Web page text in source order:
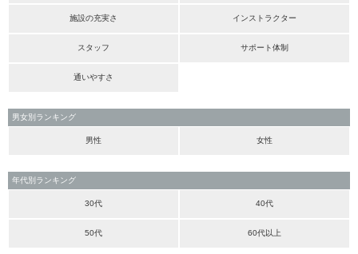
施設の充実さ インストラクター
スタッフ サポート体制
通いやすさ
男女別ランキング
男性 女性
年代別ランキング
30代 40代
50代 60代以上